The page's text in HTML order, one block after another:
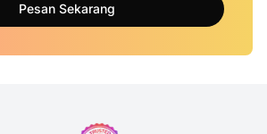
Pesan Sekarang